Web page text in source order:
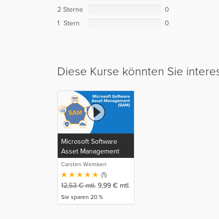
2 Sterne
0
1 Stern
0
Diese Kurse könnten Sie
Microsoft Software
Asset Management
(SAM)
Carsten Wemken
(1)
12,53€mtl. 9,99 € mtl.
Sie sparen 20 %